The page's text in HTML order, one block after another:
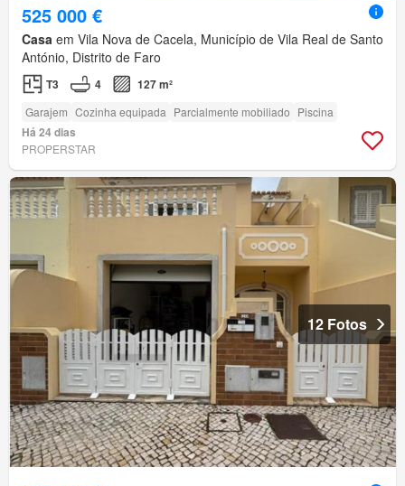
525 000 €
Casa em Vila Nova de Cacela, Município de Vila Real de Santo
António, Distrito de Faro
T3 4 127 m²
Garajem Cozinha equipada Parcialmente mobiliado Piscina
Há 24 dias
PROPERSTAR
12 Fotos